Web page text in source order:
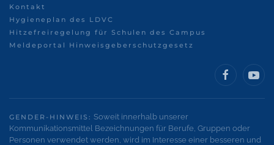
Kontakt
Hygieneplan des LDVC
Hitzefreiregelung für Schulen des Campus
Meldeportal Hinweisgeberschutzgesetz
GENDER-HINWEIS: Soweit innerhalb unserer
Kommunikationsmittel Bezeichnungen für Berufe, Gruppen oder
Personen verwendet werden, wird im Interesse einer besseren und